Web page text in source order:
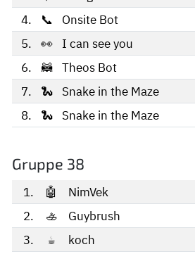
4.
📞 Onsite Bot
5.
👀 I can see you
6.
🦝 Theos Bot
7.
🐍 Snake in the Maze
8.
🐍 Snake in the Maze
Gruppe 38
1. 🤖 NimVek
2.
🚣 Guybrush
3.
☕ koch